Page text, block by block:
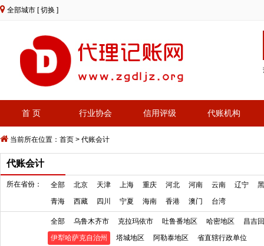
全部城市 [ 切换 ]
首 页 行业协会 信用评级 代账机构
当前所在位置： 首页 > 代账会计
代账会计
所在省份： 全部 北京 天津 上海 重庆 河北 河南 云南 辽宁
青海
西藏 四川 宁夏 海南 香港 澳门 台湾
全部 乌鲁木齐市 克拉玛依市 吐鲁番地区 哈密地区
昌吉
伊犁哈萨克自治州
塔城地区 阿勒泰地区 省直辖行政单位